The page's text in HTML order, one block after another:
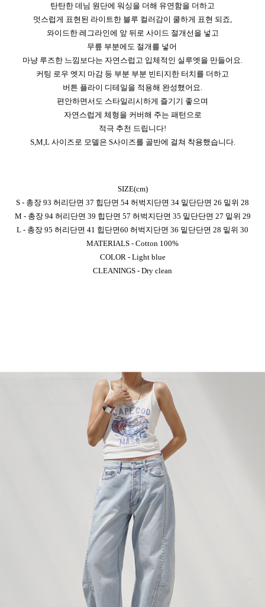
탄탄한 데님 원단에 워싱을 더해 유연함을 더하고
멋스럽게 표현된 라이트한 블루 컬러감이 쿨하게 표현 되죠,
와이드한 레그라인에 앞 뒤로 사이드 절개선을 넣고
무릎 부분에도 절개를 넣어
마냥 루즈한 느낌보다는 자연스럽고 입체적인 실루엣을 만들어요.
커팅 로우 엣지 마감 등 부분 부분 빈티지한 터치를 더하고
버튼 플라이 디테일을 적용해 완성했어요.
편안하면서도 스타일리시하게 즐기기 좋으며
자연스럽게 체형을 커버해 주는 패턴으로
적극 추천 드립니다!
S,M,L 사이즈로 모델은 S사이즈를 골반에 걸쳐 착용했습니다.
SIZE(cm)
S - 총장 93 허리단면 37 힙단면 54 허벅지단면 34 밑단단면 26 밑위 28
M - 총장 94 허리단면 39 힙단면 57 허벅지단면 35 밑단단면 27 밑위 29
L - 총장 95 허리단면 41 힙단면60 허벅지단면 36 밑단단면 28 밑위 30
MATERIALS - Cotton 100%
COLOR - Light blue
CLEANINGS - Dry clean